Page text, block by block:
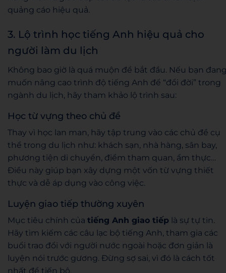
quảng cáo hiệu quả.
3. Lộ trình học tiếng Anh hiệu quả cho
người làm du lịch
Không bao giờ là quá muộn để bắt đầu. Nếu bạn
muốn nâng cao trình độ tiếng Anh để “đổi đời” trong
ngành du lịch, hãy tham khảo lộ trình sau:
Học từ vựng theo chủ đề
Thay vì học lan man, hãy tập trung vào các chủ đề cụ
thể trong du lịch như: khách sạn, nhà hàng, sân bay,
phương tiện di chuyển, điểm tham quan, ẩm thực…
Điều này giúp bạn xây dựng một vốn từ vựng thiết
thực và dễ áp dụng vào công việc.
Luyện giao tiếp thường xuyên
Mục tiêu chính của tiếng Anh giao tiếp là sự tự tin.
Hãy tìm kiếm các câu lạc bộ tiếng Anh, tham gia các
buổi trao đổi với người nước ngoài hoặc đơn giản là
luyện nói trước gương. Đừng sợ sai, vì đó là cách tốt
nhất để tiến bộ.